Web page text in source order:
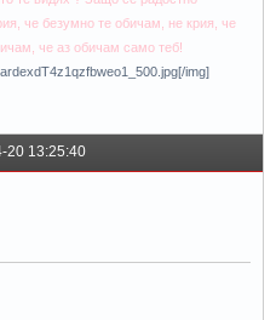
че безумно те обичам, не крия, че
че аз обичам само теб!
img]
20 13:25:40